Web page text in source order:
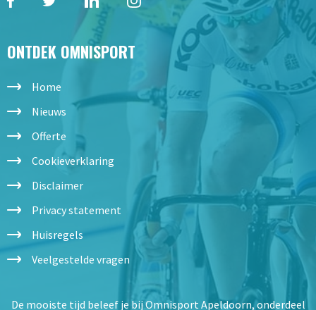
ONTDEK OMNISPORT
Home
Nieuws
Offerte
Cookieverklaring
Disclaimer
Privacy statement
Huisregels
Veelgestelde vragen
De mooiste tijd beleef je bij Omnisport Apeldoorn, onderdeel